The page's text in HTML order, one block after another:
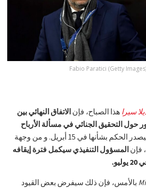
Fabio Paratici (Getty
سيرا هذا الصباح، فإن الاتفاق النهائي بين
حول التحقيق الجنائي في مسألة الأرباح
، و التي سيصدر الحكم بشأنها في 15 أبريل. و من وجهة
فإن المسؤول التنفيذي سيكمل فترة إيقافه
بالأمس، فإن ذلك سيفرض بعض القيود